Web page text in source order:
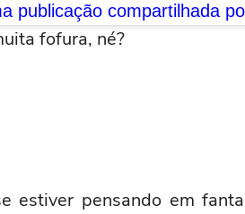
fofura, né?
estiver pensando em